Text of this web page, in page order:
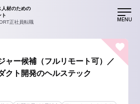
人材のための
正社員転職
MENU
ャー候補（フルリモート可）／
クト開発のヘルステック